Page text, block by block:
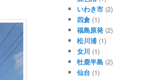
いわき市(2)
四倉(1)
福島原発(2)
松川浦(1)
女川 (1)
牡鹿半島(2)
仙台 (1)